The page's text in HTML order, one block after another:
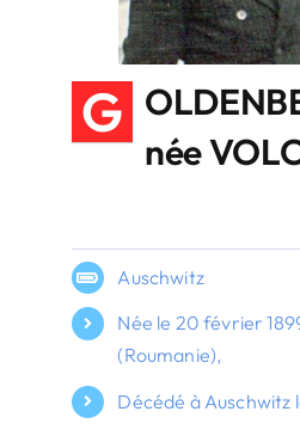
G
née
Auschwitz
Née le 20 février
(Roumanie),
Décédé à Auschwitz